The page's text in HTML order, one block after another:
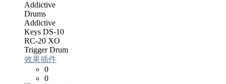
Addictive
Drums
Addictive
Keys DS-10
RC-20 XO
Trigger Drum
效果插件
0
0